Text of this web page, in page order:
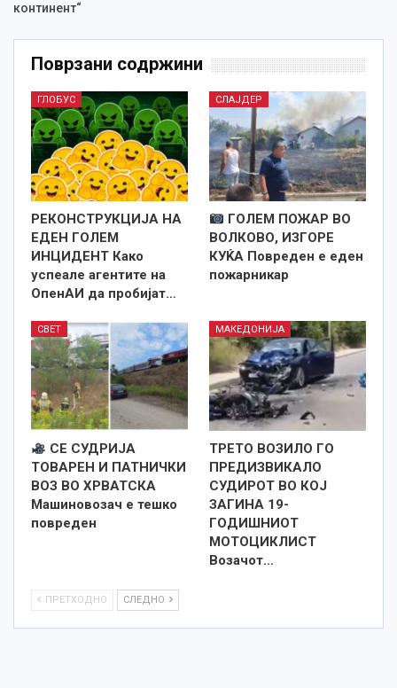
континент“
Поврзани содржини
ГЛОБУС
РЕКОНСТРУКЦИЈА НА
ЕДЕН ГОЛЕМ
ИНЦИДЕНТ Како
успеале агентите на
ОпенАИ да пробијат…
СЛАЈДЕР
ГОЛЕМ ПОЖАР ВО
ВОЛКОВО, ИЗГОРЕ
КУЌА Повреден е еден
пожарникар
СВЕТ
СЕ СУДРИЈА
ТОВАРЕН И ПАТНИЧКИ
ВОЗ ВО ХРВАТСКА
Машиновозач е тешко
повреден
МАКЕДОНИЈА
ТРЕТО ВОЗИЛО ГО
ПРЕДИЗВИКАЛО
СУДИРОТ ВО КОЈ
ЗАГИНА 19-
ГОДИШНИОТ
МОТОЦИКЛИСТ
Возачот…
ПРЕТХОДНО СЛЕДНО